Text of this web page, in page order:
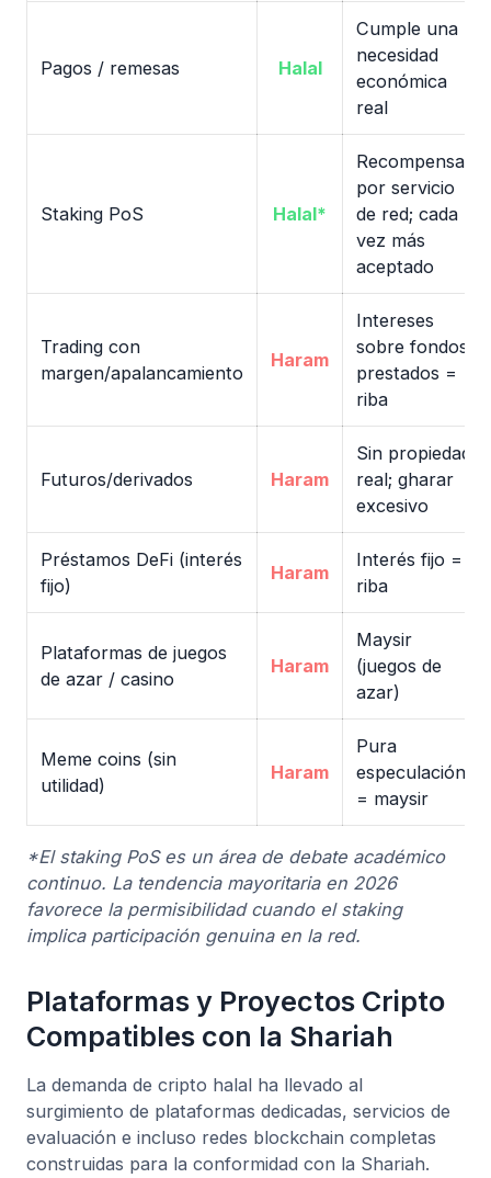
Pagos / remesas Halal
Cumple una
necesidad
económica
real
Staking PoS Halal*
Recompensa
por servicio
de red; cada
vez más
aceptado
Trading con
margen/apalancamiento
Haram
Intereses
sobre fondos
prestados =
riba
Futuros/derivados Haram
Sin propiedad
real; gharar
excesivo
Préstamos DeFi (interés
fijo)
Haram
Interés fijo =
riba
Plataformas de juegos
de azar / casino
Haram
Maysir
(juegos de
azar)
Meme coins (sin
utilidad)
Haram
Pura
especulación
= maysir
*El staking PoS es un área de debate académico
continuo. La tendencia mayoritaria en 2026
favorece la permisibilidad cuando el staking
implica participación genuina en la red.
Plataformas y Proyectos Cripto
Compatibles con la Shariah
La demanda de cripto halal ha llevado al
surgimiento de plataformas dedicadas, servicios de
evaluación e incluso redes blockchain completas
construidas para la conformidad con la Shariah.